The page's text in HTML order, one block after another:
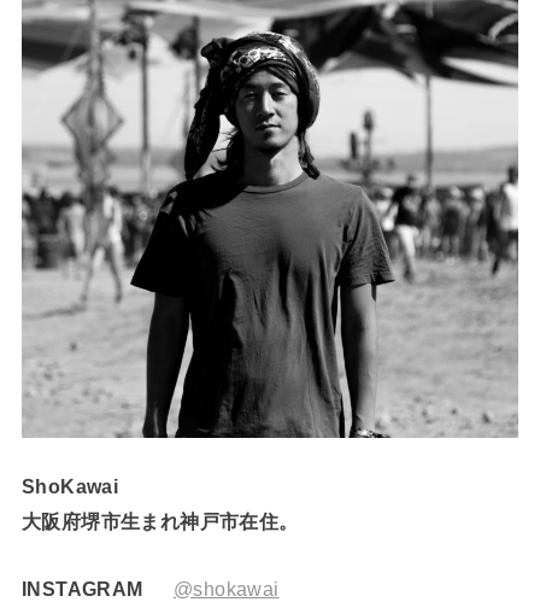
ShoKawai
大阪府堺市生まれ神戸市在住。
INSTAGRAM
@shokawai